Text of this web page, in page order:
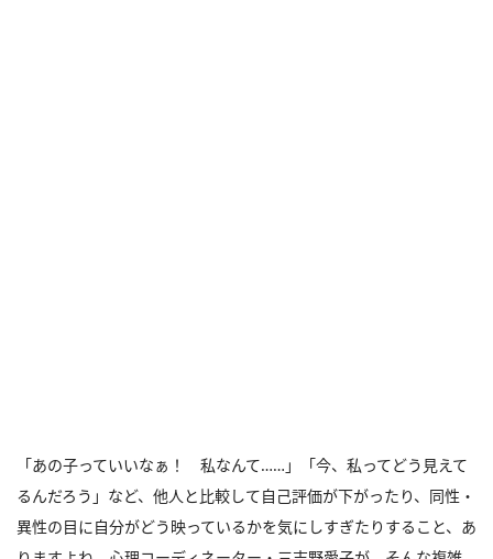
「あの子っていいなぁ！ 私なんて……」「今、私ってどう見えて
るんだろう」など、他人と比較して自己評価が下がったり、同性・
異性の目に自分がどう映っているかを気にしすぎたりすること、あ